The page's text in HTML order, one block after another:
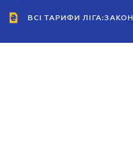
ВСІ ТАРИФИ ЛІГА:ЗАКОН